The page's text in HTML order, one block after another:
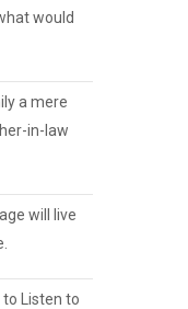
would
a mere
in-law
will live
to Listen to